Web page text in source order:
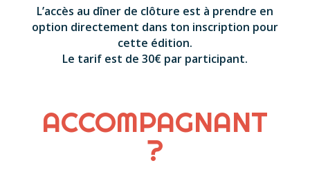
L’accès au dîner de clôture est à prendre en
option directement dans ton inscription pour
cette édition.
Le tarif est de 30€ par participant.
ACCOMPAGNANT
?